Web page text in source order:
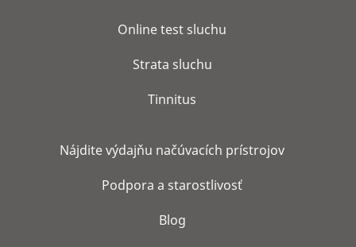
Online test sluchu
Strata sluchu
Tinnitus
Nájdite výdajňu načúvacích prístrojov
Podpora a starostlivosť
Blog